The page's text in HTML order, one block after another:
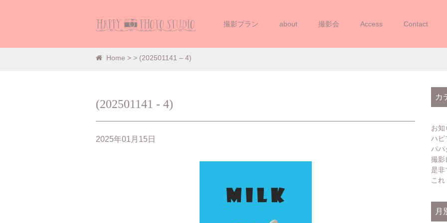
撮影プラン about 撮影会 Access Contact
Home > > (202501141 – 4)
(202501141 - 4)
2025年01月15日
カ
お知
ハピ
パパ
撮影
是非
これ
月